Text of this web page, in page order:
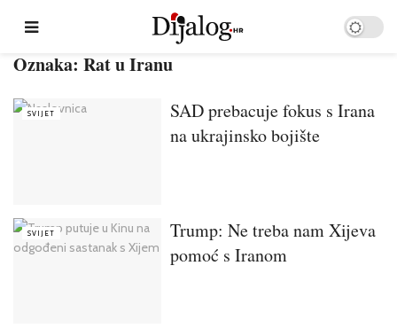
Oznaka: Rat u Iranu
SVIJET
SAD prebacuje fokus s Irana
na ukrajinsko bojište
SVIJET
Trump: Ne treba nam Xijeva
pomoć s Iranom